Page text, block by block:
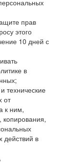
прав
этого
10 дней с
в
технические
от
к ним,
копирования,
действий в